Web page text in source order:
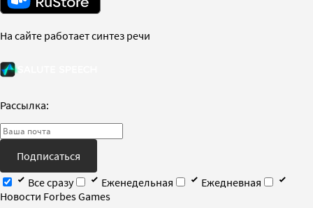
На сайте работает синтез речи
Рассылка:
Подписаться
Все сразу
Еженедельная
Ежедневная
Новости Forbes Games